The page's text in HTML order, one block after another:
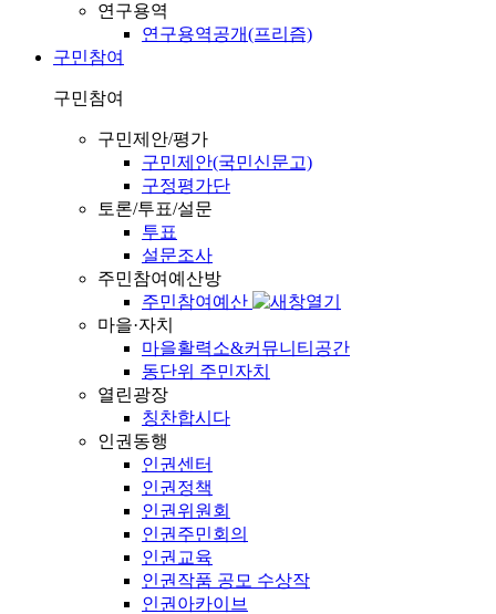
연구용역
연구용역공개(프리즘)
구민참여
구민참여
구민제안/평가
구민제안(국민신문고)
구정평가단
토론/투표/설문
투표
설문조사
주민참여예산방
주민참여예산
마을·자치
마을활력소&커뮤니티공간
동단위 주민자치
열린광장
칭찬합시다
인권동행
인권센터
인권정책
인권위원회
인권주민회의
인권교육
인권작품 공모 수상작
인권아카이브